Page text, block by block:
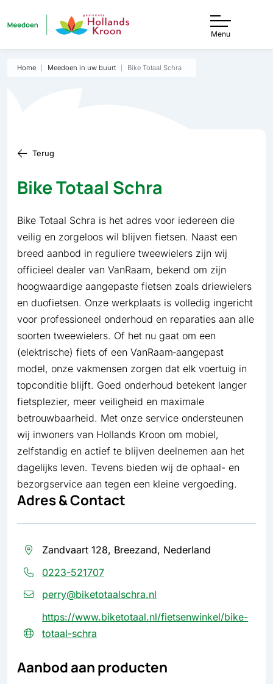
Menu
Home Meedoen in uw buurt Bike Totaal Schra
Terug
Bike Totaal Schra
Bike Totaal Schra is het adres voor iedereen die
veilig en zorgeloos wil blijven fietsen. Naast een
breed aanbod in reguliere tweewielers zijn wij
officieel dealer van VanRaam, bekend om zijn
hoogwaardige aangepaste fietsen zoals driewielers
en duofietsen. Onze werkplaats is volledig ingericht
voor professioneel onderhoud en reparaties aan alle
soorten tweewielers. Of het nu gaat om een
(elektrische) fiets of een VanRaam‑aangepast
model, onze vakmensen zorgen dat elk voertuig in
topconditie blijft. Goed onderhoud betekent langer
fietsplezier, meer veiligheid en maximale
betrouwbaarheid. Met onze service ondersteunen
wij inwoners van Hollands Kroon om mobiel,
zelfstandig en actief te blijven deelnemen aan het
dagelijks leven. Tevens bieden wij de ophaal- en
bezorgservice aan tegen een kleine vergoeding.
Adres & Contact
Zandvaart 128, Breezand, Nederland
0223-521707
perry@biketotaalschra.nl
https://www.biketotaal.nl/fietsenwinkel/bike-
totaal-schra
Aanbod aan producten